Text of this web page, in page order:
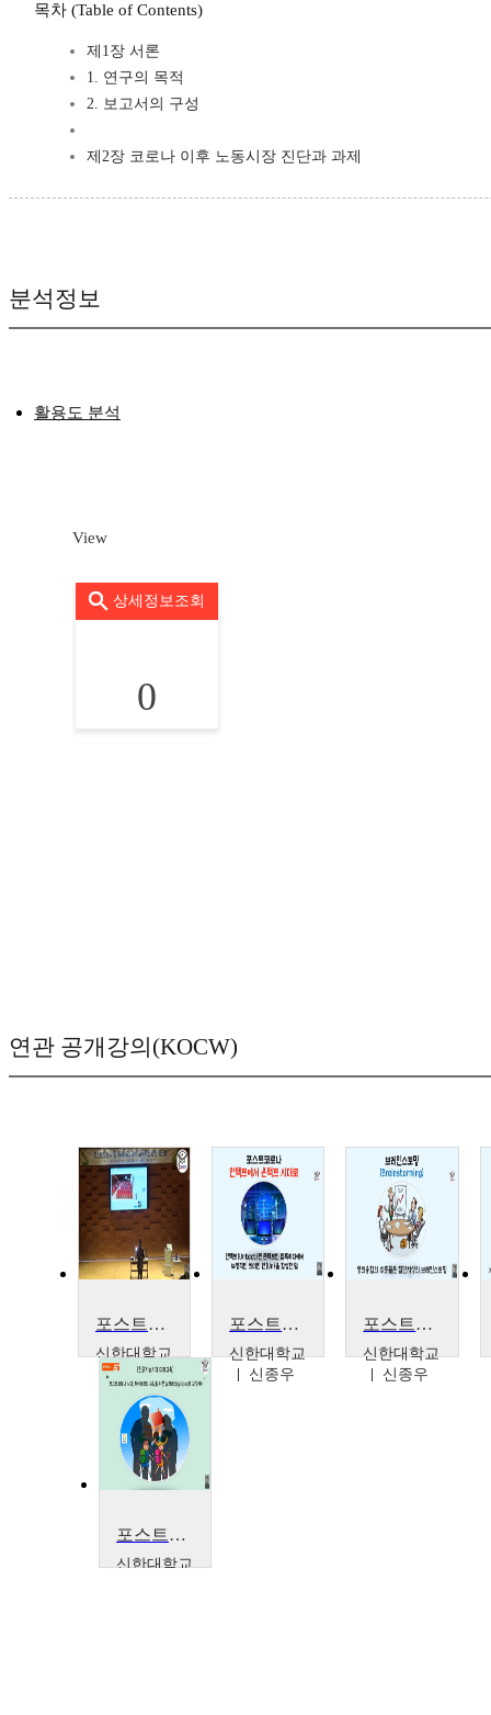
목차 (Table of Contents)
제1장 서론
1. 연구의 목적
2. 보고서의 구성
제2장 코로나 이후 노동시장 진단과 과제
분석정보
활용도 분석
View
상세정보조회
0
연관 공개강의(KOCW)
포스트코로나 및 미래사회 대비 교육혁신 방안 워크숍
신한대학교
신종우
포스트코로나 언택트에서 온택트 시대로
신한대학교
신종우
포스트코로나, 브레인스토밍으로 이겨내자
신한대학교
신종우
포스트코로나 시대, 하이브리드 수업 위한 실라버스(syllabus)로 구성해야
신한대학교